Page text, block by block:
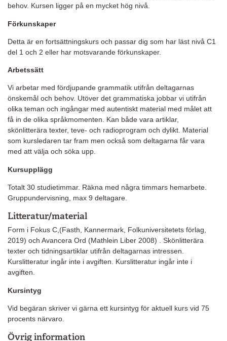
behov. Kursen ligger på en mycket hög nivå.
Förkunskaper
Detta är en fortsättningskurs och passar dig som har läst nivå C1
del 1 och 2 eller har motsvarande förkunskaper.
Arbetssätt
Vi arbetar med fördjupande grammatik utifrån deltagarnas
önskemål och behov. Utöver det grammatiska jobbar vi utifrån
olika teman och ingångar med autentiskt material med målet att
få in de olika språkmomenten. Kan både vara artiklar,
skönlitterära texter, teve- och radioprogram och dylikt. Material
som kursledaren tar fram men också som deltagarna får vara
med att välja och söka upp.
Kursupplägg
Totalt 30 studietimmar. Räkna med några timmars hemarbete.
Gruppundervisning, max 9 deltagare.
Litteratur/material
Form i Fokus C,(Fasth, Kannermark, Folkuniversitetets förlag,
2019) och Avancera Ord (Mathlein Liber 2008) . Skönlitterära
texter och tidningsartiklar utifrån deltagarnas intressen.
Kurslitteratur ingår inte i avgiften. Kurslitteratur ingår inte i
avgiften.
Kursintyg
Vid begäran skriver vi gärna ett kursintyg för aktuell kurs vid 75
procents närvaro.
Övrig information